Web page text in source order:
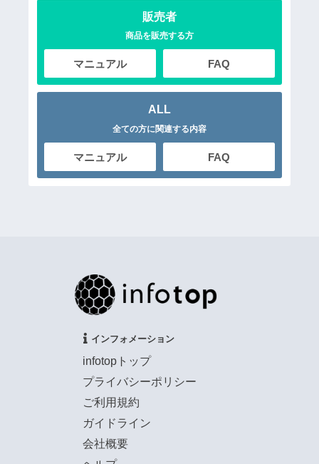
販売者
商品を販売する方
マニュアル FAQ
ALL
全ての方に関連する内容
マニュアル FAQ
インフォメーション
infotopトップ
プライバシーポリシー
ご利用規約
ガイドライン
会社概要